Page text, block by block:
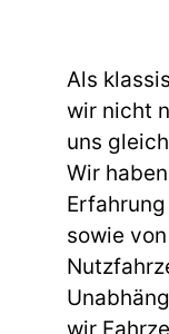
Als
wir nicht
uns
Wir
sowie